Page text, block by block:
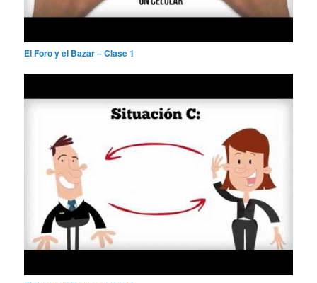
El Foro y el Bazar – Clase 1